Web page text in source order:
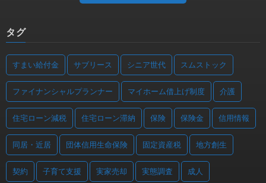
タグ
すまい給付金 サブリース シニア世代 スムストック
ファイナンシャルプランナー マイホーム借上げ制度 介護
住宅ローン減税 住宅ローン滞納 保険 保険金 信用情報
同居・近居 団体信用生命保険 固定資産税 地方創生
契約 子育て支援 実家売却 実態調査 成人